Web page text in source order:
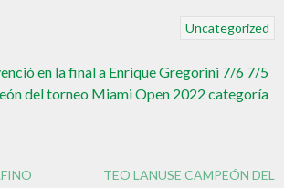
Uncategorized
en la final a Enrique Gregorini 7/6 7/5
del torneo Miami Open 2022 categoría
TEO LANUSE CAMPEÓN DEL